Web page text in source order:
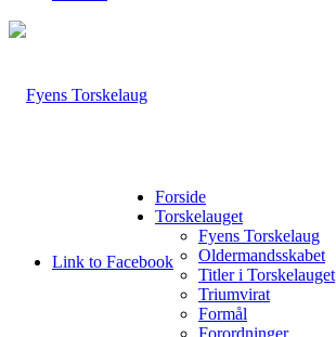
Link to Facebook
Forside
Torskelauget
Fyens Torskelaug
Oldermandsskabet
Titler i Torskelauget
Triumvirat
Formål
Forordninger